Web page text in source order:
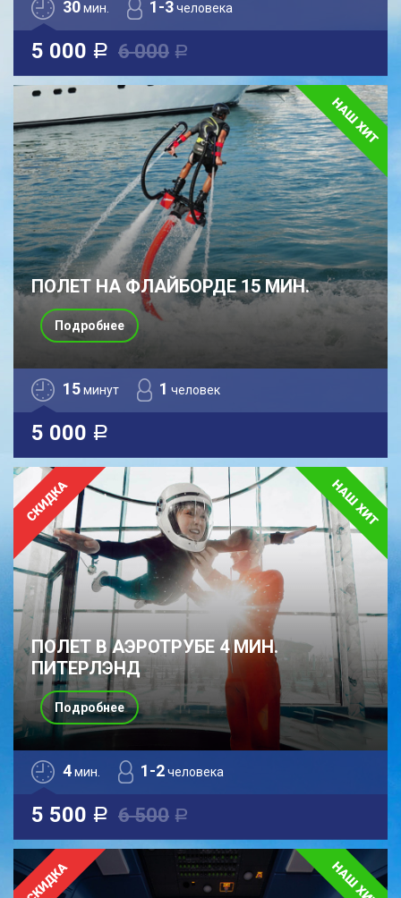
30мин. 1-3человека
5 000 a 6 000 a
ПОЛЕТ НА ФЛАЙБОРДЕ 15 МИН.
15минут 1 человек
5 000 a
Подробнее
ПОЛЕТ В АЭРОТРУБЕ 4 МИН.
ПИТЕРЛЭНД
4мин. 1-2человека
5 500 a 6 500 a
Подробнее